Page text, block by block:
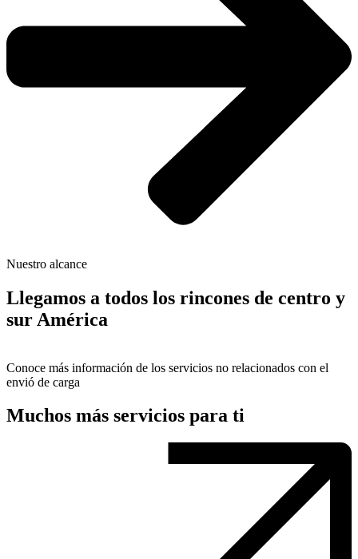
Nuestro alcance
Llegamos a todos los rincones de centro y
sur América
Conoce más información de los servicios no relacionados con el
envió de carga
Muchos más servicios para ti